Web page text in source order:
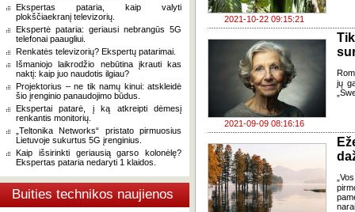
Ekspertas pataria, kaip valyti
plokščiaekranį televizorių.
Ekspertė pataria: geriausi nebrangūs 5G
telefonai paaugliui.
Renkatės televizorių? Ekspertų patarimai.
Išmaniojo laikrodžio nebūtina įkrauti kas
naktį: kaip juo naudotis ilgiau?
Projektorius – ne tik namų kinui: atskleidė
šio įrenginio panaudojimo būdus.
Ekspertai patarė, į ką atkreipti dėmesį
renkantis monitorių.
„Teltonika Networks“ pristato pirmuosius
Lietuvoje sukurtus 5G įrenginius.
Kaip išsirinkti geriausią garso kolonėlę?
Ekspertas pataria nedaryti 1 klaidos.
Buities technikos naujienos
2021-10-22 09:15:21
2021-09-09 08:16:16
jų